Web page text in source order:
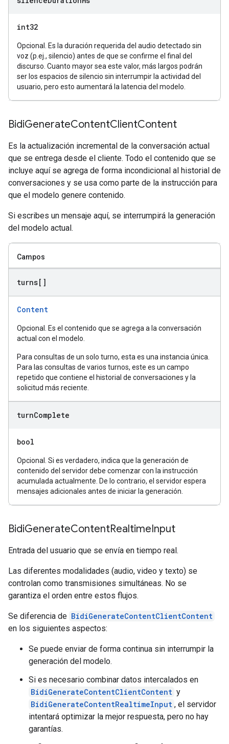
int32
Opcional. Es la duración requerida del audio detectado sin
voz (p.ej., silencio) antes de que se confirme el final del
discurso. Cuanto mayor sea este valor, más largos podrán
ser los espacios de silencio sin interrumpir la actividad del
usuario, pero esto aumentará la latencia del modelo.
BidiGenerateContentClientContent
Es la actualización incremental de la conversación actual
que se entrega desde el cliente. Todo el contenido que se
incluye aquí se agrega de forma incondicional al historial de
conversaciones y se usa como parte de la instrucción para
que el modelo genere contenido.
Si escribes un mensaje aquí, se interrumpirá la generación
del modelo actual.
Campos
turns[]
Content
Opcional. Es el contenido que se agrega a la conversación
actual con el modelo.
Para consultas de un solo turno, esta es una instancia única.
Para las consultas de varios turnos, este es un campo
repetido que contiene el historial de conversaciones y la
solicitud más reciente.
turnComplete
bool
Opcional. Si es verdadero, indica que la generación de
contenido del servidor debe comenzar con la instrucción
acumulada actualmente. De lo contrario, el servidor espera
mensajes adicionales antes de iniciar la generación.
BidiGenerateContentRealtimeInput
Entrada del usuario que se envía en tiempo real.
Las diferentes modalidades (audio, video y texto) se
controlan como transmisiones simultáneas. No se
garantiza el orden entre estos flujos.
Se diferencia de BidiGenerateContentClientContent
en los siguientes aspectos:
Se puede enviar de forma continua sin interrumpir la
generación del modelo.
Si es necesario combinar datos intercalados en
BidiGenerateContentClientContent y
BidiGenerateContentRealtimeInput , el servidor
intentará optimizar la mejor respuesta, pero no hay
garantías.